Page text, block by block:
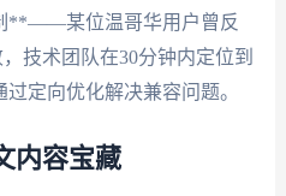
**——某位温哥华用户曾反
技术团队在30分钟内定位到
定向优化解决兼容问题。
内容宝藏